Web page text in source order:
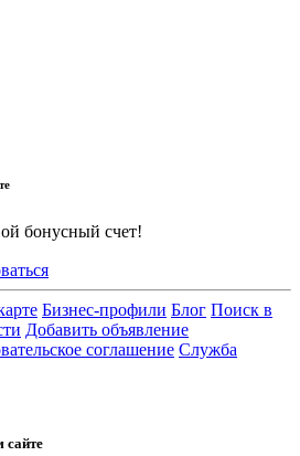
бонусный счет!
Бизнес-профили Блог Поиск в
Добавить объявление
соглашение Служба
сайте